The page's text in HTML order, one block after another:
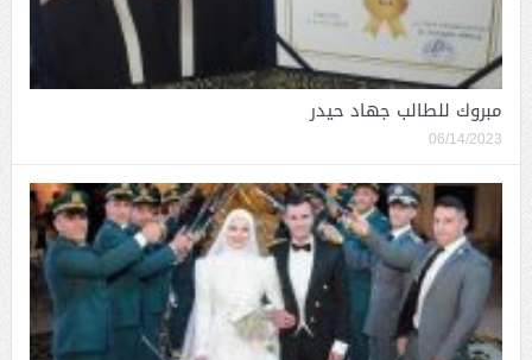
مبروك للطالب جهاد حيدر
06/14/2023